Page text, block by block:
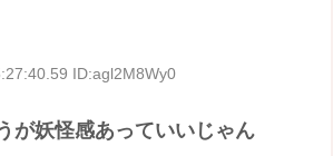
ID:agl2M8Wy0
が妖怪感あっていいじゃん